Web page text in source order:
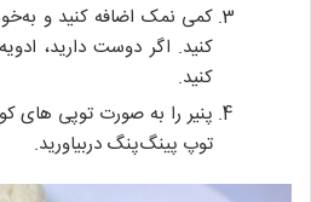
کمی نمک اضافه کنید و
کنید. اگر دوست دارید،
کنید.
پنیر را به صورت توپی های
توپ پینگ‌پنگ دربیاورید.